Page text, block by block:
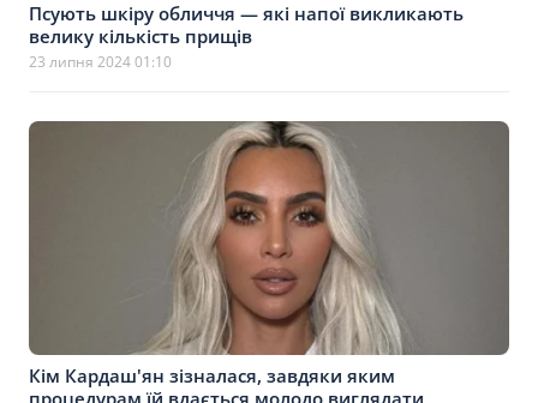
Псують шкіру обличчя — які напої викликають
велику кількість прищів
23 липня 2024 01:10
Кім Кардаш'ян зізналася, завдяки яким
процедурам їй вдається молодо виглядати